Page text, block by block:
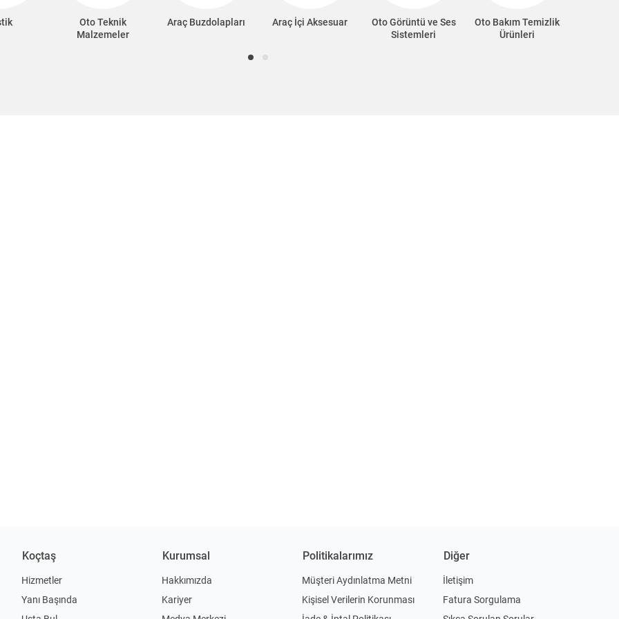
Oto Teknik
Malzemeler
Araç Buzdolapları Araç İçi Aksesuar
Oto Görüntü ve Ses
Sistemleri
Oto Bakım Temizlik
Ürünleri
Koçtaş
Hizmetler
Yanı Başında
Kurumsal
Hakkımızda
Kariyer
Politikalarımız
Müşteri Aydınlatma Metni
Kişisel Verilerin Korunması
Diğer
İletişim
Fatura Sorgulama